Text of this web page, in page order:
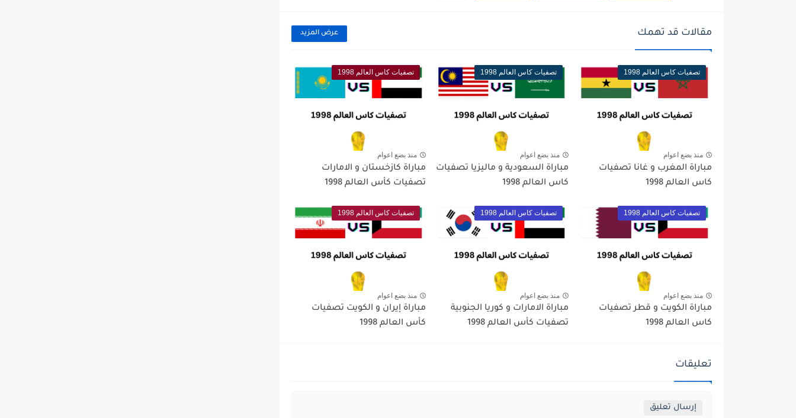
مقالات قد تهمك عرض المزيد
تصفيات كاس العالم 1998
منذ بضع اعوام
مباراة المغرب و غانا تصفيات
كاس العالم 1998
تصفيات كاس العالم 1998
منذ بضع اعوام
مباراة السعودية و ماليزيا تصفيات
كاس العالم 1998
تصفيات كاس العالم 1998
منذ بضع اعوام
مباراة كازخستان و الامارات
تصفيات كأس العالم 1998
تصفيات كاس العالم 1998
منذ بضع اعوام
مباراة الكويت و قطر تصفيات
كاس العالم 1998
تصفيات كاس العالم 1998
منذ بضع اعوام
مباراة الامارات و كوريا الجنوبية
تصفيات كأس العالم 1998
تصفيات كاس العالم 1998
منذ بضع اعوام
مباراة إيران و الكويت تصفيات
كأس العالم 1998
تعليقات
إرسال تعليق